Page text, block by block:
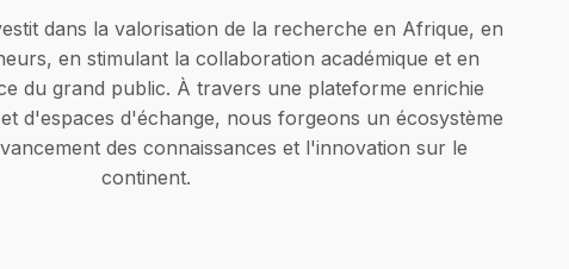
dans la valorisation de la recherche en Afrique, en
en stimulant la collaboration académique et en
du grand public. À travers une plateforme enrichie
d'espaces d'échange, nous forgeons un écosystème
des connaissances et l'innovation sur le
continent.